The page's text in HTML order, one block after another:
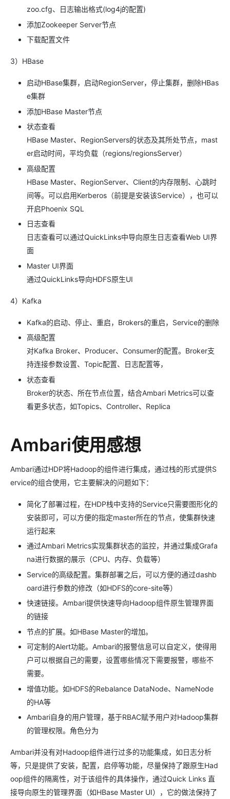
zoo.cfg、日志输出格式(log4j的配置)
添加Zookeeper Server节点
下载配置文件
3）HBase
启动HBase集群，启动RegionServer，停止集群，删除HBas
e集群
添加HBase Master节点
状态查看
HBase Master、RegionServers的状态及其所处节点，mast
er启动时间，平均负载（regions/regionsServer）
高级配置
HBase Master、RegionServer、Client的内存限制、心跳时
间等。可以启用Kerberos（前提是安装该Service），也可以
开启Phoenix SQL
日志查看
日志查看可以通过QuickLinks中导向原生日志查看Web UI界
面
Master UI界面
通过QuickLinks导向HDFS原生UI
4）Kafka
Kafka的启动、停止、重启，Brokers的重启，Service的删除
高级配置
对Kafka Broker、Producer、Consumer的配置。Broker支
持连接参数设置、Topic配置、日志配置等，
状态查看
Broker的状态、所在节点位置，结合Ambari Metrics可以查
看更多状态，如Topics、Controller、Replica
Ambari使用感想
Ambari通过HDP将Hadoop的组件进行集成，通过栈的形式提供S
ervice的组合使用，它主要解决的问题如下：
简化了部署过程，在HDP栈中支持的Service只需要图形化的
安装即可，可以方便的指定master所在的节点，使集群快速
运行起来
通过Ambari Metrics实现集群状态的监控，并通过集成Grafa
na进行数据的展示（CPU、内存、负载等）
Service的高级配置。集群部署之后，可以方便的通过dashb
oard进行参数的修改（如HDFS的core-site等）
快速链接。Ambari提供快速导向Hadoop组件原生管理界面
的链接
节点的扩展。如HBase Master的增加。
可定制的Alert功能。Ambari的报警信息可以自定义，使得用
户可以根据自己的需要，设置哪些情况下需要报警，哪些不
需要。
增值功能。如HDFS的Rebalance DataNode、NameNode
的HA等
Ambari自身的用户管理，基于RBAC赋予用户对Hadoop集群
的管理权限。角色分为
Ambari并没有对Hadoop组件进行过多的功能集成，如日志分析
等，只是提供了安装，配置，启停等功能，尽量保持了跟原生Had
oop组件的隔离性，对于该组件的具体操作，通过Quick Links 直
接导向原生的管理界面（如HBase Master UI），它的做法保持了